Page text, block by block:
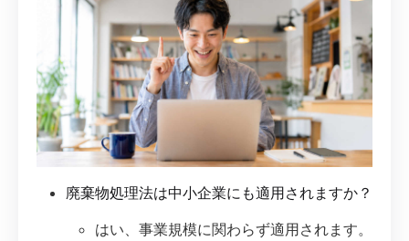
廃棄物処理法は中小企業にも適用されますか？
はい、事業規模に関わらず適用されます。